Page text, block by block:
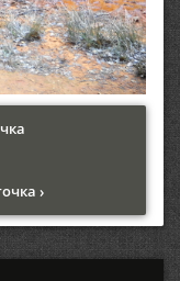
›